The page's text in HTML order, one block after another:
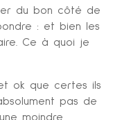
du bon côté de
: et bien les
Ce à quoi je
ok que certes ils
pas de
moindre